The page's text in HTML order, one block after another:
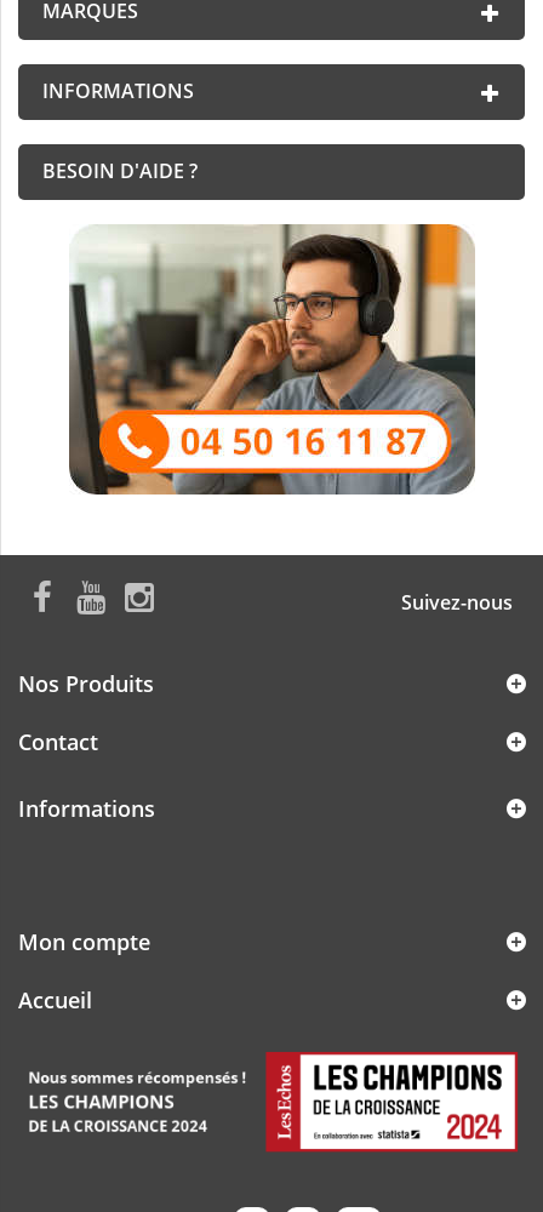
MARQUES
INFORMATIONS
BESOIN D'AIDE ?
Suivez-nous
Nos Produits
Contact
Informations
Mon compte
Accueil